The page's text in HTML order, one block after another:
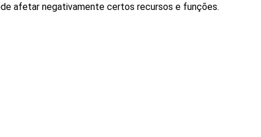
afetar negativamente certos recursos e funções.